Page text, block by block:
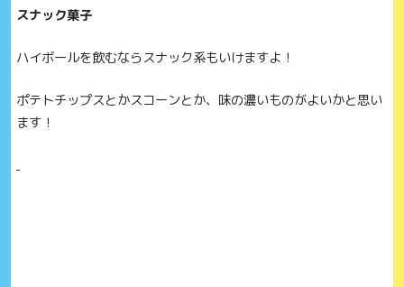
スナック菓子
ハイボールを飲むならスナック系もいけますよ！
ポテトチップスとかスコーンとか、味の濃いものがよいかと思い
ます！